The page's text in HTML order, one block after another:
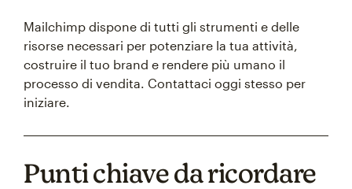
Mailchimp dispone di tutti gli strumenti e delle
risorse necessari per potenziare la tua attività,
costruire il tuo brand e rendere più umano il
processo di vendita. Contattaci oggi stesso per
iniziare.
Punti chiave da ricordare